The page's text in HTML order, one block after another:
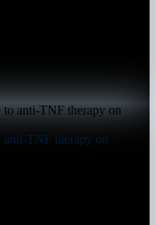
anti-TNF therapy on